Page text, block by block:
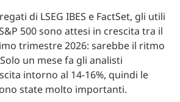
di LSEG IBES e FactSet, gli utili
500 sono attesi in crescita tra il
trimestre 2026: sarebbe il ritmo
un mese fa gli analisti
intorno al 14-16%, quindi le
state molto importanti.